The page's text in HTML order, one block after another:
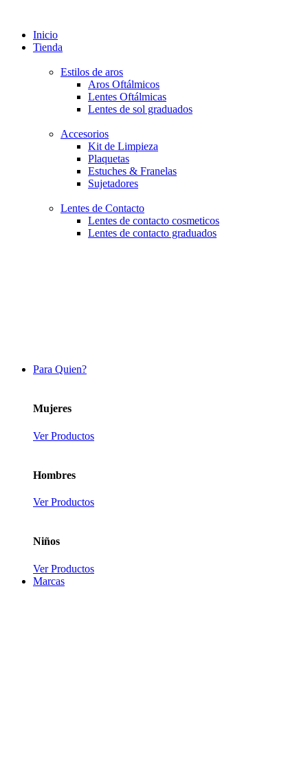
Inicio
Tienda
Estilos de aros
Aros Oftálmicos
Lentes Oftálmicas
Lentes de sol graduados
Accesorios
Kit de Limpieza
Plaquetas
Estuches & Franelas
Sujetadores
Lentes de Contacto
Lentes de contacto cosmeticos
Lentes de contacto graduados
Para Quien?
Mujeres
Ver Productos
Hombres
Ver Productos
Niños
Ver Productos
Marcas